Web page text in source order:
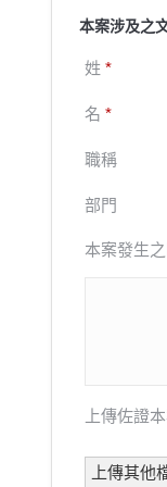
本案涉及之
姓 *
名 *
職稱
部門
本案發生
上傳佐證
上傳其他